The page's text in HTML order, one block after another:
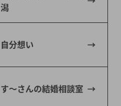
潟
自分想い
す～さんの結婚相談室